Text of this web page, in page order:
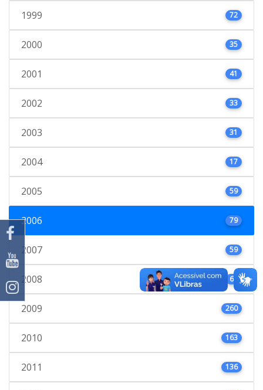
1999 72
2000 35
2001 41
2002 33
2003 31
2004 17
2005 59
2006 79
2007 59
2008 66
2009 260
2010 163
2011 136